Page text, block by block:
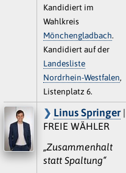
Kandidiert im
Wahlkreis
Mönchengladbach.
Kandidiert auf der
Landesliste
Nordrhein-Westfalen,
Listenplatz 6.
Linus Springer|
FREIE WÄHLER
„Zusammenhalt
statt Spaltung“